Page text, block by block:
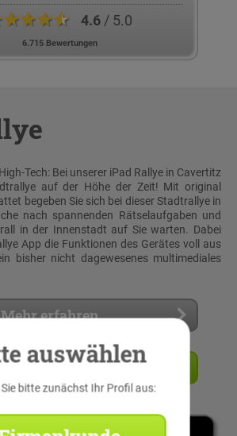
4.6/ 5.0
6.715 Bewertungen
Tech: Bei unserer iPad Rallye in Cavertitz
auf der Höhe der Zeit! Mit original
begeben Sie sich bei dieser Stadtrallye in
nach spannenden Rätselaufgaben und
in der Innenstadt auf Sie warten. Dabei
App die Funktionen des Gerätes voll aus
bisher nicht dagewesenes multimediales
Mehr erfahren
anfordern
auswählen
Sie bitte zunächst Ihr Profil aus: